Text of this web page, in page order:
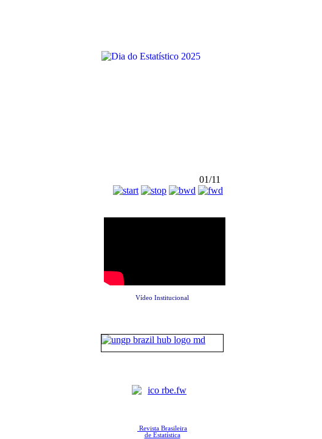
01/11
Vídeo Institucional
Revista Brasileira
de Estatística